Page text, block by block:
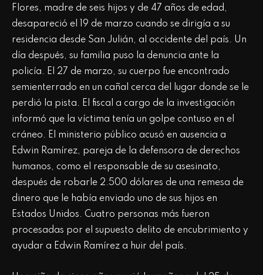
Flores, madre de seis hijos y de 47 años de edad,
desapareció el 19 de marzo cuando se dirigía a su
residencia desde San Julián, al occidente del país. Un
día después, su familia puso la denuncia ante la
policía. El 27 de marzo, su cuerpo fue encontrado
semienterrado en un cañal cerca del lugar donde se le
perdió la pista. El fiscal a cargo de la investigación
informó que la víctima tenía un golpe contuso en el
cráneo. El ministerio público acusó en ausencia a
Edwin Ramírez, pareja de la defensora de derechos
humanos, como el responsable de su asesinato,
después de robarle 2.500 dólares de una remesa de
dinero que le había enviado uno de sus hijos en
Estados Unidos. Cuatro personas más fueron
procesadas por el supuesto delito de encubrimiento y
ayudar a Edwin Ramírez a huir del país.